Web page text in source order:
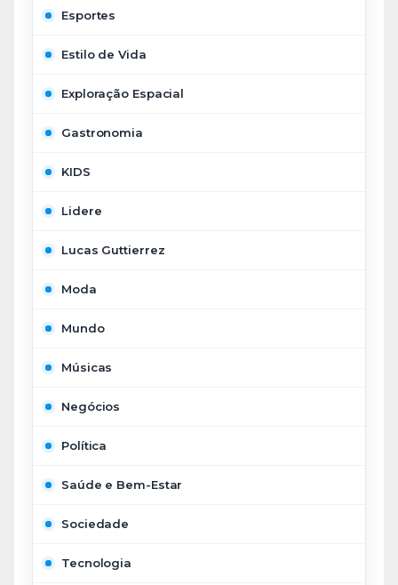
Esportes
Estilo de Vida
Exploração Espacial
Gastronomia
KIDS
Lidere
Lucas Guttierrez
Moda
Mundo
Músicas
Negócios
Política
Saúde e Bem-Estar
Sociedade
Tecnologia